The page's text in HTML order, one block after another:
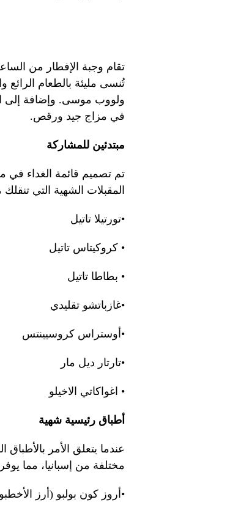
تُنسى مليئة بالطعام
ولووب موسى. وإضافة إلى
في مزاج جيد ورقص.
مبتدئين للمشاركة
المقبلات الشهية التي
•تورتيلا تاتيل
• كروكيتاس تاتيل
• بطاطا تاتيل
•غازباتشو تقليدي
•أوستراس كروسيينتس
•تارتار ديل مار
• اغواكاتي الاخيلو
أطباق رئيسية شهية
عندما يتعلق الأمر
مختلفة من إسبانيا، مما
•أروز كون بولبو (أرز